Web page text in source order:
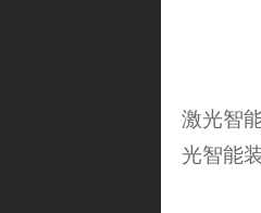
激光智
光智能